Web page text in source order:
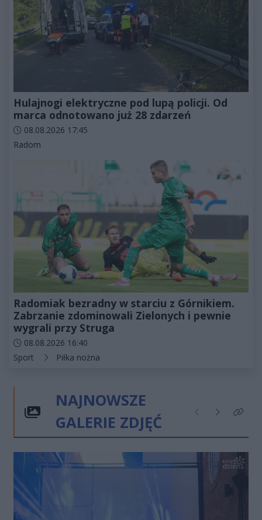
Hulajnogi elektryczne pod lupą policji. Od
marca odnotowano już 28 zdarzeń
Data dodania artykułu:
08.08.2026 17:45
Kategorie artykułu:
Radom
Radomiak bezradny w starciu z Górnikiem.
Zabrzanie zdominowali Zielonych i pewnie
wygrali przy Struga
Data dodania artykułu:
08.08.2026 16:40
Kategorie artykułu:
Sport Piłka nożna
NAJNOWSZE
GALERIE ZDJĘĆ
Poprzednie
NastępneKliknij